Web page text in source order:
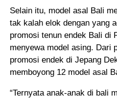
Selain itu, model asal Bali
tak kalah elok dengan yang
promosi tenun endek Bali di
menyewa model asing. Dari
promosi endek di Jepang
memboyong 12 model asal
“Ternyata anak-anak di bali